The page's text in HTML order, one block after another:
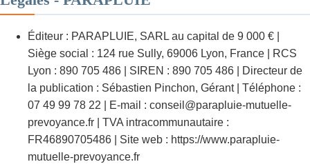
Éditeur : PARAPLUIE, SARL au capital de 9 000 € |
Siège social : 124 rue Sully, 69006 Lyon, France | RCS
Lyon : 890 705 486 | SIREN : 890 705 486 | Directeur de
la publication : Sébastien Pinchon, Gérant | Téléphone :
07 49 99 78 22 | E-mail : conseil@parapluie-mutuelle-
prevoyance.fr | TVA intracommunautaire :
FR46890705486 | Site web : https://www.parapluie-
mutuelle-prevoyance.fr